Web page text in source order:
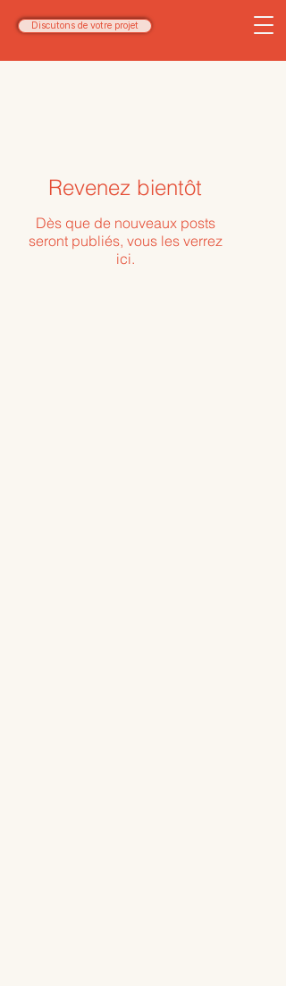
Discutons de votre projet
Revenez bientôt
Dès que de nouveaux posts
seront publiés, vous les verrez
ici.